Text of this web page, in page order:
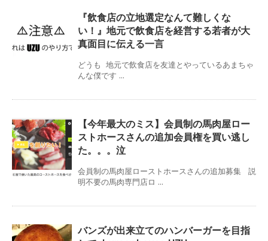
『飲食店の立地選定なんて難しくな
い！』地元で飲食店を経営する若者が大
真面目に伝える一言
どうも 地元で飲食店を友達とやっているあまちゃ
んな僕です ...
【今年最大のミス】会員制の馬肉屋ロー
ストホースさんの追加会員権を買い逃し
た。。。泣
会員制の馬肉屋ローストホースさんの追加募集 説
明不要の馬肉専門店ロ ...
バンズが出来立てのハンバーガーを目指